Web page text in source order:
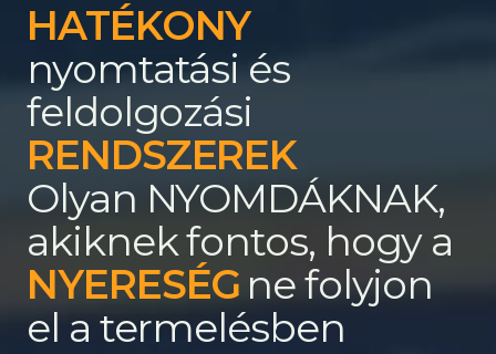
HATÉKONY
nyomtatási és
feldolgozási
RENDSZEREK
Olyan NYOMDÁKNAK,
akiknek fontos, hogy a
ne folyjon
el a termelésben